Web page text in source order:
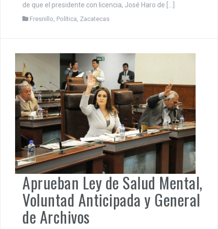
de que el presidente con licencia, José Haro de […]
Fresnillo Política Zacatecas
Aprueban Ley de Salud Mental,
Voluntad Anticipada y General
de Archivos